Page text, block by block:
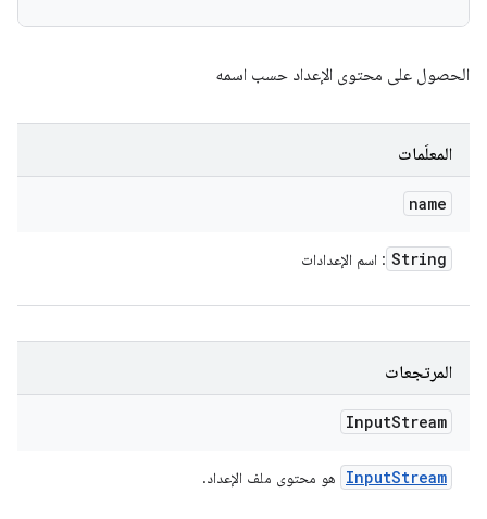
الحصول على محتوى الإعداد حسب اسمه
المعلَمات
name
String : اسم الإعدادات
المرتجعات
InputStream
InputStream هو محتوى ملف الإعداد.